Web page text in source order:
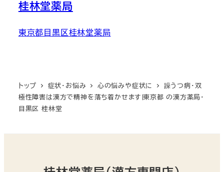
桂林堂薬局
東京都目黒区桂林堂薬局
トップ 症状・お悩み 心の悩みや症状に
躁うつ病・双
極性障害は漢方で精神を落ち着かせます∣東京都 の漢方薬局・
目黒区 桂林堂